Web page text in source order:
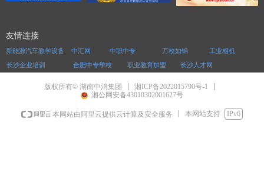
友情连接
长沙企业培训 合肥中专学校
万校如锦
中汇网
新能源汽车教学设备
工业相机
职业教育加盟
中职中专
长沙人才网
版权所有© 湖南中消集团
湘ICP备2022015790号-1
湘公网安备43010302001627号
本网站由阿里云提供云计算及安全服务 本网站支持 IPv6